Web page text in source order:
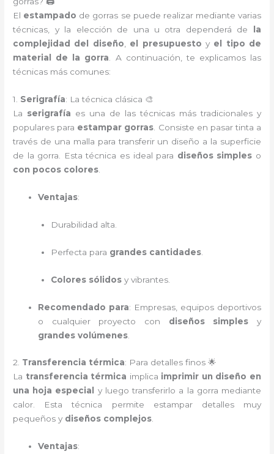
El estampado de gorras se puede realizar mediante varias
técnicas, y la elección de una u otra dependerá de
la
complejidad del diseño, el presupuesto y el tipo de
material de la gorra. A continuación, te explicamos las
técnicas más comunes:
1. Serigrafía: La técnica clásica 🎨
La serigrafía es una de las técnicas más tradicionales y
populares para estampar gorras . Consiste en pasar tinta a
través de una malla para transferir un diseño a la superficie
de la gorra. Esta técnica es ideal para diseños simples o
con pocos colores
Ventajas:
Durabilidad alta.
Perfecta para grandes cantidades.
Colores sólidosy vibrantes.
Recomendado para: Empresas, equipos deportivos
o cualquier proyecto con diseños simples y
grandes volúmenes
2. Transferencia térmica: Para detalles finos 🌟
La transferencia térmica implica imprimir un diseño en
una hoja especial
y luego transferirlo a la gorra mediante
calor. Esta técnica permite estampar detalles muy
pequeños y diseños complejos.
Ventajas: